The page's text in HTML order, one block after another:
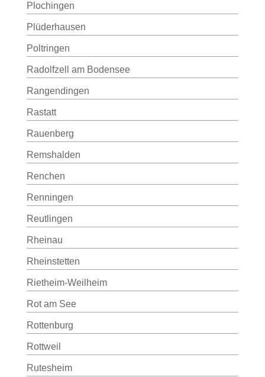
Plochingen
Plüderhausen
Poltringen
Radolfzell am Bodensee
Rangendingen
Rastatt
Rauenberg
Remshalden
Renchen
Renningen
Reutlingen
Rheinau
Rheinstetten
Rietheim-Weilheim
Rot am See
Rottenburg
Rottweil
Rutesheim